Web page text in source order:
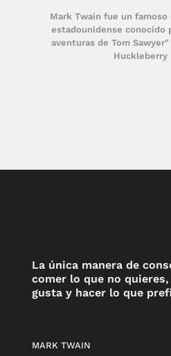
Mark Twain fue un
estadounidense conocido
aventuras de Tom
Huckleberry
La única manera de
comer lo que no
gusta y hacer lo que
MARK TWAIN